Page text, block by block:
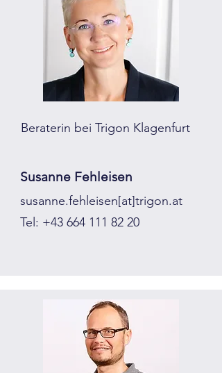
Beraterin bei Trigon Klagenfurt
Susanne Fehleisen
susanne.fehleisen[at]trigon.at
Tel: +43 664 111 82 20